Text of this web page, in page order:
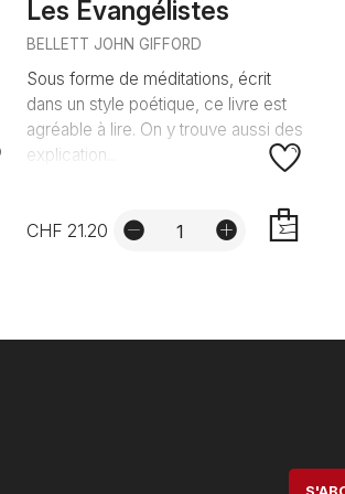
Les Evangélistes
BELLETT JOHN GIFFORD
Sous forme de méditations, écrit
dans un style poétique, ce livre est
agréable à lire. On y trouve aussi des
explication...
CHF 21.20